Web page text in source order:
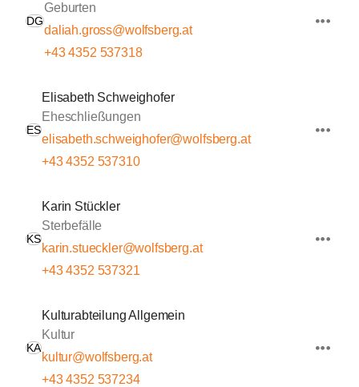
DG
Geburten
daliah.gross@wolfsberg.at
+43 4352 537318
ES
Elisabeth Schweighofer
Eheschließungen
elisabeth.schweighofer@wolfsberg.at
+43 4352 537310
KS
Karin Stückler
Sterbefälle
karin.stueckler@wolfsberg.at
+43 4352 537321
KA
Kulturabteilung Allgemein
Kultur
kultur@wolfsberg.at
+43 4352 537234